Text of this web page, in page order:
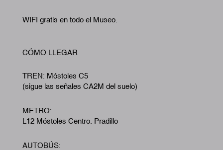
WIFI gratis en todo el Museo.
CÓMO LLEGAR
TREN: Móstoles C5
(sigue las señales CA2M del suelo)
METRO:
L12 Móstoles Centro. Pradillo
AUTOBÚS: